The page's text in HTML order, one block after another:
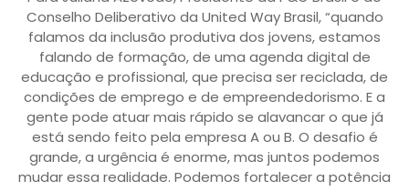
Conselho Deliberativo da United Way Brasil, “quando
falamos da inclusão produtiva dos jovens, estamos
falando de formação, de uma agenda digital de
educação e profissional, que precisa ser reciclada, de
condições de emprego e de empreendedorismo. E a
gente pode atuar mais rápido se alavancar o que já
está sendo feito pela empresa A ou B. O desafio é
grande, a urgência é enorme, mas juntos podemos
mudar essa realidade. Podemos fortalecer a potência